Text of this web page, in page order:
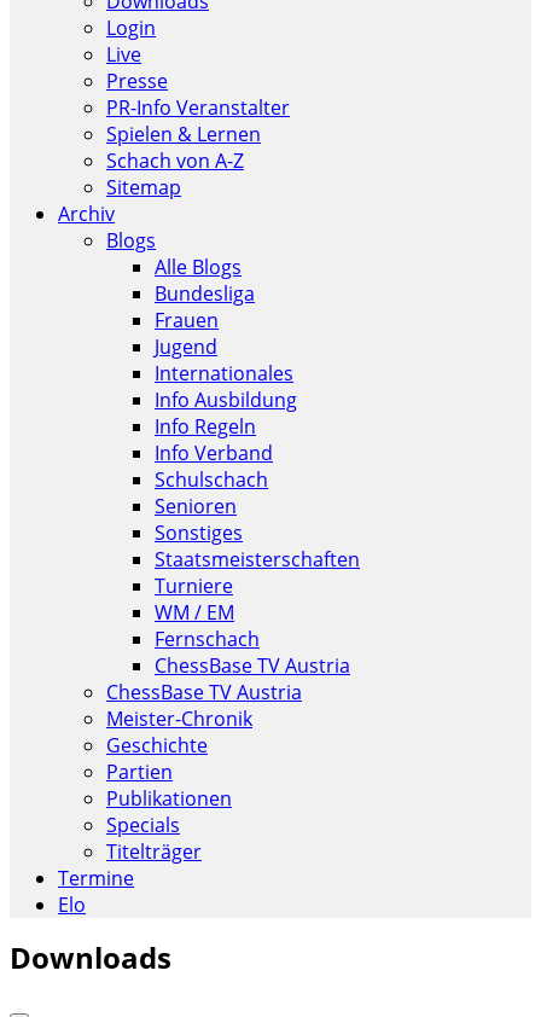
Login
Live
Presse
PR-Info Veranstalter
Spielen & Lernen
Schach von A-Z
Sitemap
Archiv
Blogs
Alle Blogs
Bundesliga
Frauen
Jugend
Internationales
Info Ausbildung
Info Regeln
Info Verband
Schulschach
Senioren
Sonstiges
Staatsmeisterschaften
Turniere
WM / EM
Fernschach
ChessBase TV Austria
ChessBase TV Austria
Meister-Chronik
Geschichte
Partien
Publikationen
Specials
Titelträger
Termine
Elo
Downloads